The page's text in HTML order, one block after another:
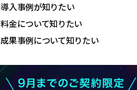
導入事例が知りたい
料金について知りたい
成果事例について知りたい